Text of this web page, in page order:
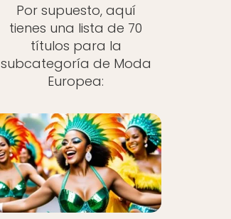
Por supuesto, aquí
tienes una lista de 70
títulos para la
subcategoría de Moda
Europea: